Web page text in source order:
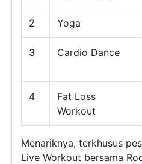
2 Yoga
3 Cardio Dance
4
Fat Loss
Workout
Menariknya, terkhusus
Live Workout bersama